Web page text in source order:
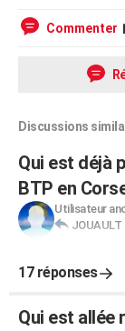
Commenter
Discussions
Qui est déjà
BTP en
Utilisateur
JOUAULT
17 réponses
Qui est allée